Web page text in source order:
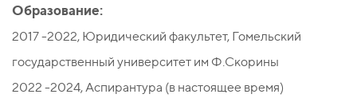
Образование:
2017 -2022, Юридический факультет, Гомельский
государственный университет им Ф.Скорины
2022 -2024, Аспирантура (в настоящее время)